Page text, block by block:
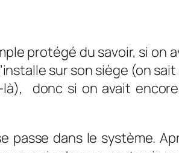
protégé du savoir, si on
sur son siège (on
donc si on avait
passe dans le système.